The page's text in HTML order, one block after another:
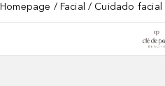
Homepage Facial Cuidado facial